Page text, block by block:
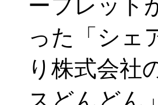
ーフレット
った「シェ
り株式会社
スどんどん